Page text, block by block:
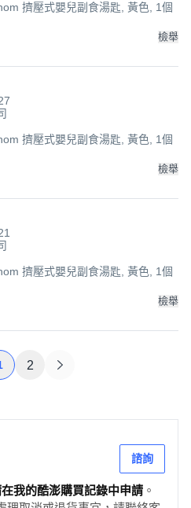
擠壓式嬰兒副食湯匙, 黃色, 1個
檢舉
擠壓式嬰兒副食湯匙, 黃色, 1個
檢舉
擠壓式嬰兒副食湯匙, 黃色, 1個
檢舉
2
諮詢
我的酷澎購買記錄中申請 。